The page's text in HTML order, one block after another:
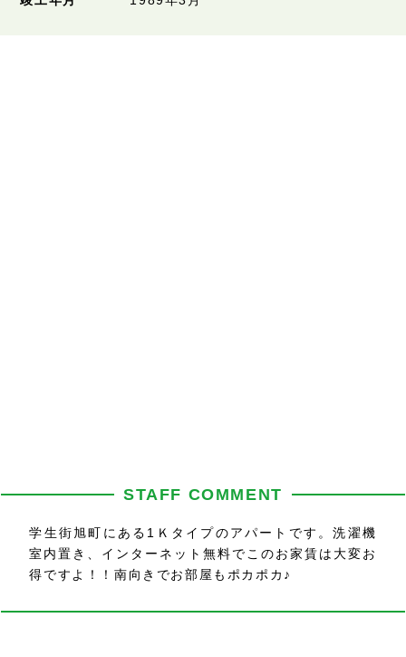
STAFF COMMENT
学生街旭町にある1Ｋタイプのアパートです。洗濯機
室内置き、インターネット無料でこのお家賃は大変お
得ですよ！！南向きでお部屋もポカポカ♪